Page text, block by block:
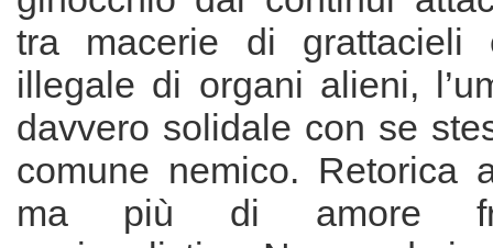
tra macerie di grattacieli
illegale di organi alieni,
davvero solidale con se
comune nemico. Retorica
ma più di amore